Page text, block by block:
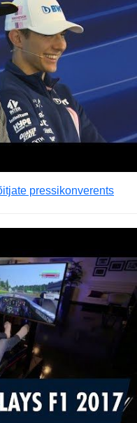
pressikonverents